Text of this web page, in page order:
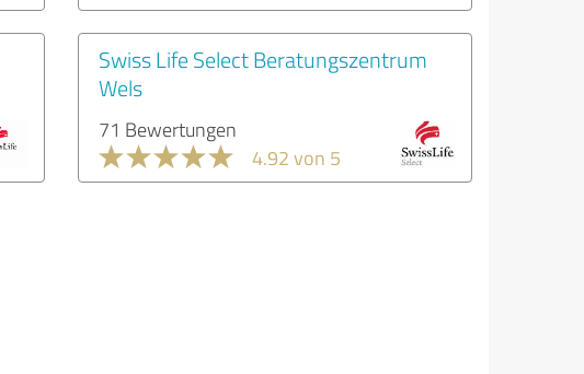
Swiss Life Select Beratungszentrum
Wels
71 Bewertungen
4.92 von 5